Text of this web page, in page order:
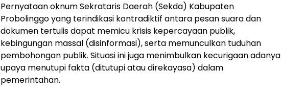
Pernyataan oknum Sekrataris Daerah (Sekda) Kabupaten
Probolinggo yang terindikasi kontradiktif antara pesan suara dan
dokumen tertulis dapat memicu krisis kepercayaan publik,
kebingungan massal (disinformasi), serta memunculkan tuduhan
pembohongan publik. Situasi ini juga menimbulkan kecurigaan adanya
upaya menutupi fakta (ditutupi atau direkayasa) dalam
pemerintahan.